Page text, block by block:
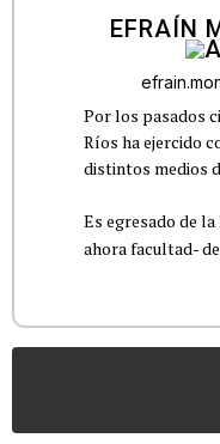
EFRAÍN
Por los pasados
Ríos ha ejercido
distintos medios
Es egresado de
ahora facultad-